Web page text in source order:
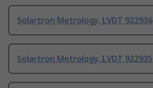
Solartron Metrology, LVDT 922936
Solartron Metrology, LVDT 922935